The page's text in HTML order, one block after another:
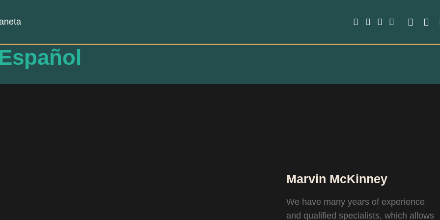
Marvin McKinney
We have many years of experience
and qualified specialists, which allows